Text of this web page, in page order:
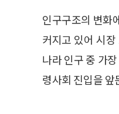
인구구조의 변화
커지고 있어 시
나라 인구 중 가
령사회 진입을